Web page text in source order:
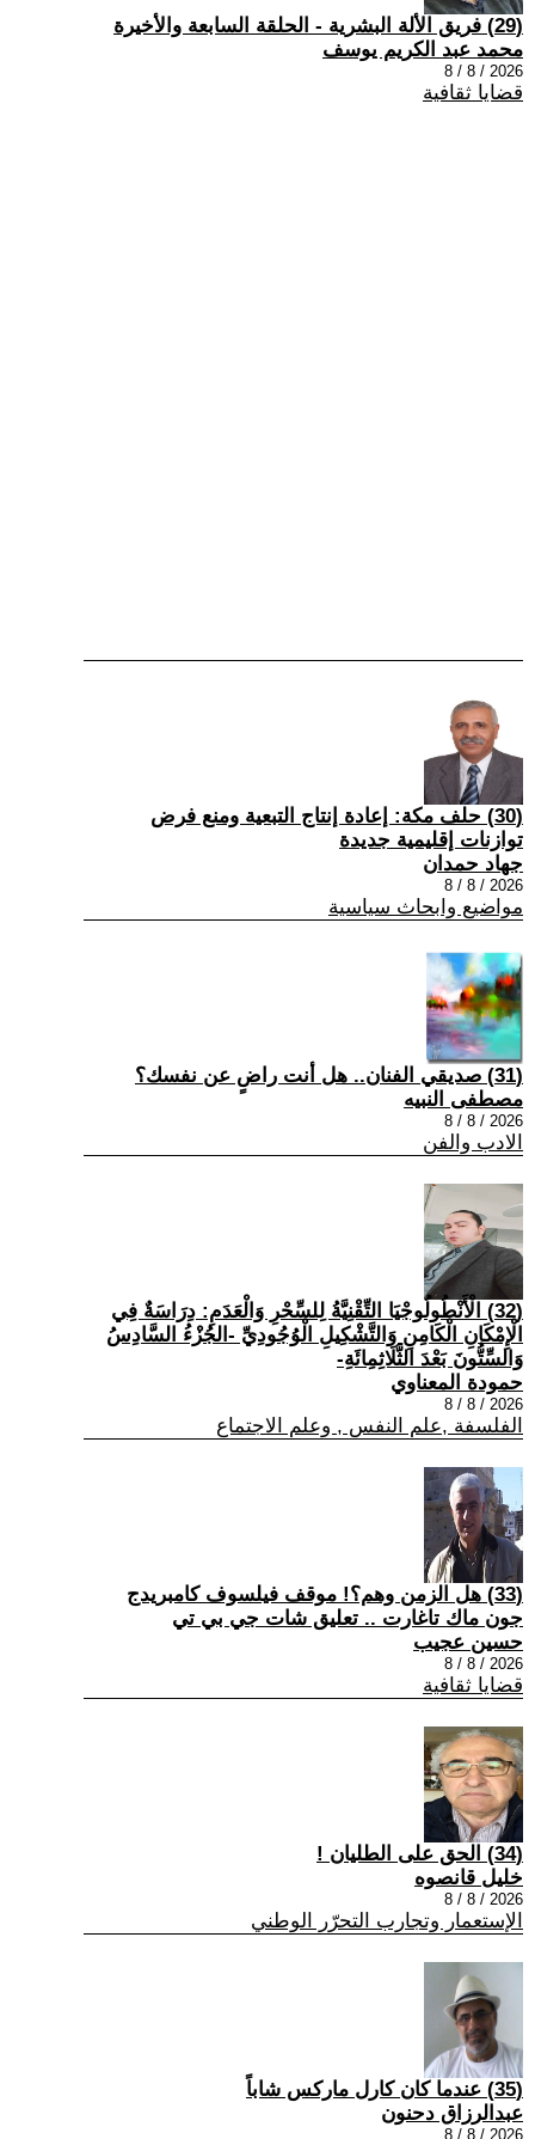
(29) فريق الألة البشرية - الحلقة السابعة والأخيرة
محمد عبد الكريم يوسف
2026 / 8 / 8
قضايا ثقافية
(30) حلف مكة: إعادة إنتاج التبعية ومنع فرض
توازنات إقليمية جديدة
جهاد حمدان
2026 / 8 / 8
مواضيع وابحاث سياسية
(31) صديقي الفنان.. هل أنت راضٍ عن نفسك؟
مصطفى النبيه
2026 / 8 / 8
الادب والفن
(32) الْأَنْطُولُوجْيَا التِّقْنِيَّةُ لِلسِّحْرِ وَالْعَدَمِ: دِرَاسَةٌ فِي
الْإِمْكَانِ الْكَامِنِ وَالتَّشْكِيلِ الْوُجُودِيِّ -الجُزْءُ السَّادِسُ
وَالسِّتُّونَ بَعْدَ الثَّلَاثِمِائَةِ-
حمودة المعناوي
2026 / 8 / 8
الفلسفة ,علم النفس , وعلم الاجتماع
(33) هل الزمن وهم؟! موقف فيلسوف كامبريدج
جون ماك تاغارت .. تعليق شات جي بي تي
حسين عجيب
2026 / 8 / 8
قضايا ثقافية
(34) الحق على الطليان !
خليل قانصوه
2026 / 8 / 8
الإستعمار وتجارب التحرّر الوطني
(35) عندما كان كارل ماركس شاباً
عبدالرزاق دحنون
2026 / 8 / 8